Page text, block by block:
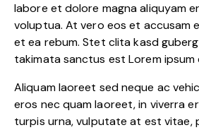
labore et dolore magna aliquyam
voluptua. At vero eos et accusam
et ea rebum. Stet clita kasd
takimata sanctus est Lorem
Aliquam laoreet sed neque ac
eros nec quam laoreet, in viverra
turpis urna, vulputate at est vitae,